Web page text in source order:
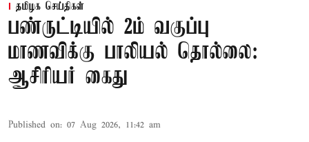
தமிழக செய்திகள்
பண்ருட்டியில் 2ம் வகுப்பு
மாணவிக்கு பாலியல் தொல்லை:
ஆசிரியர் கைது
Published on: 07 Aug 2026, 11:42 am